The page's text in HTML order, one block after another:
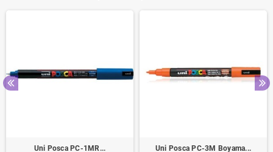
Uni Posca PC-1MR... Uni Posca PC-3M Boyama...